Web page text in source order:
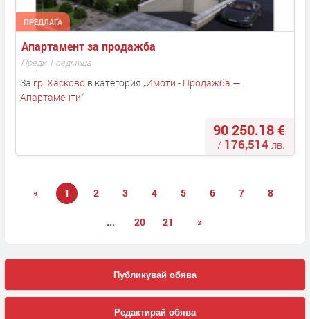
ПРЕДЛАГА
Апартамент за продажба
Преди 1 седмица
За гр. Хасковов категория „Имоти - Продажба —
Апартаменти“
90 250.18 €
/ 176,514 лв.
« 1 2 3 4 5 6 7 8
... 20 21 »
Публикувай обява
Редактирай обява